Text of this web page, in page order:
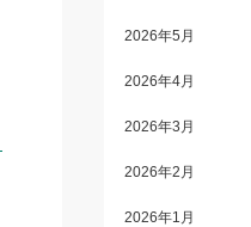
2026年5月
2026年4月
2026年3月
2026年2月
2026年1月